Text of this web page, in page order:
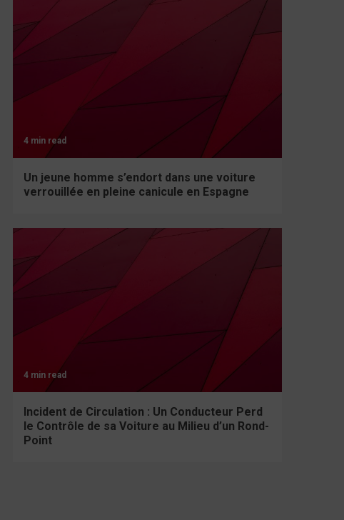
4 min read
Un jeune homme s’endort dans une voiture
verrouillée en pleine canicule en Espagne
4 min read
Incident de Circulation : Un Conducteur Perd
le Contrôle de sa Voiture au Milieu d’un Rond-
Point